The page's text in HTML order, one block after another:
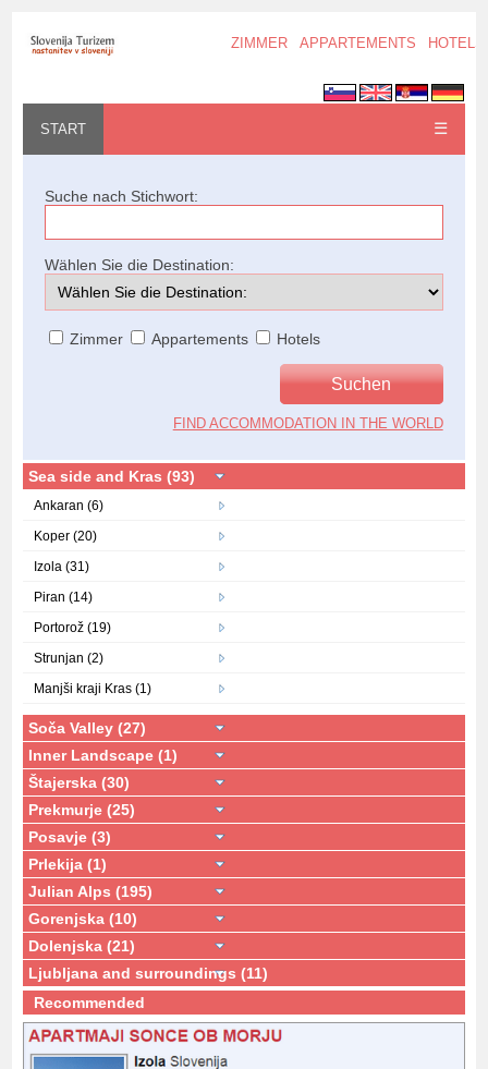
ZIMMER APPARTEMENTS HOTELS
START ☰
Suche nach Stichwort:
Wählen Sie die Destination:
Zimmer Appartements Hotels
FIND ACCOMMODATION IN THE WORLD
Sea side and Kras (93)
Ankaran (6)
Koper (20)
Izola (31)
Piran (14)
Portorož (19)
Strunjan (2)
Manjši kraji Kras (1)
Soča Valley (27)
Inner Landscape (1)
Štajerska (30)
Prekmurje (25)
Posavje (3)
Prlekija (1)
Julian Alps (195)
Gorenjska (10)
Dolenjska (21)
Ljubljana and surroundings (11)
Recommended